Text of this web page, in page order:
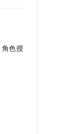
角色授